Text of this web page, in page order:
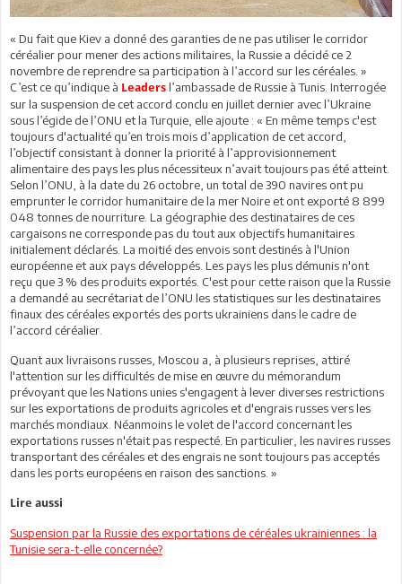
« Du fait que Kiev a donné des garanties de ne pas utiliser le corridor
céréalier pour mener des actions militaires, la Russie a décidé ce 2
novembre de reprendre sa participation à l’accord sur les céréales. »
C’est ce qu’indique à Leaders l’ambassade de Russie à Tunis. Interrogée
sur la suspension de cet accord conclu en juillet dernier avec l’Ukraine
sous l’égide de l’ONU et la Turquie, elle ajoute : « En même temps c'est
toujours d'actualité qu’en trois mois d’application de cet accord,
l’objectif consistant à donner la priorité à l’approvisionnement
alimentaire des pays les plus nécessiteux n’avait toujours pas été atteint.
Selon l’ONU, à la date du 26 octobre, un total de 390 navires ont pu
emprunter le corridor humanitaire de la mer Noire et ont exporté 8 899
048 tonnes de nourriture. La géographie des destinataires de ces
cargaisons ne corresponde pas du tout aux objectifs humanitaires
initialement déclarés. La moitié des envois sont destinés à l'Union
européenne et aux pays développés. Les pays les plus démunis n'ont
reçu que 3 % des produits exportés. C'est pour cette raison que la Russie
a demandé au secrétariat de l’ONU les statistiques sur les destinataires
finaux des céréales exportés des ports ukrainiens dans le cadre de
l’accord céréalier.
Quant aux livraisons russes, Moscou a, à plusieurs reprises, attiré
l'attention sur les difficultés de mise en œuvre du mémorandum
prévoyant que les Nations unies s'engagent à lever diverses restrictions
sur les exportations de produits agricoles et d'engrais russes vers les
marchés mondiaux. Néanmoins le volet de l'accord concernant les
exportations russes n'était pas respecté. En particulier, les navires russes
transportant des céréales et des engrais ne sont toujours pas acceptés
dans les ports européens en raison des sanctions. »
Lire aussi
Suspension par la Russie des exportations de céréales ukrainiennes : la
Tunisie sera-t-elle concernée?